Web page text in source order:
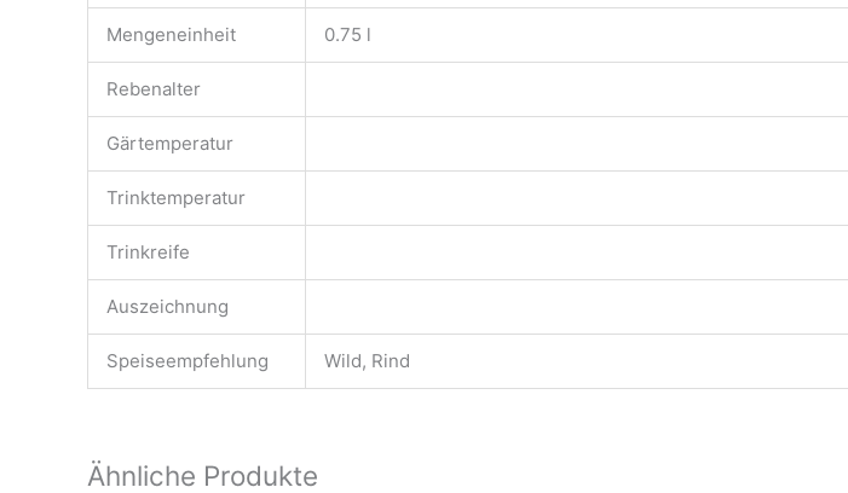
Mengeneinheit 0.75 l
Rebenalter
Gärtemperatur
Trinktemperatur
Trinkreife
Auszeichnung
Speiseempfehlung Wild, Rind
Ähnliche Produkte